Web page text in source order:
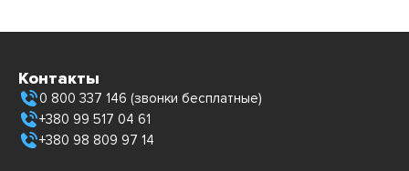
Контакты
0 800 337 146 (звонки бесплатные)
+380 99 517 04 61
+380 98 809 97 14